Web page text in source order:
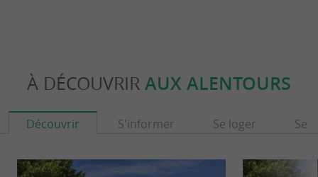
À DÉCOUVRIR AUX ALENTOURS
Découvrir S'informer Se loger Se